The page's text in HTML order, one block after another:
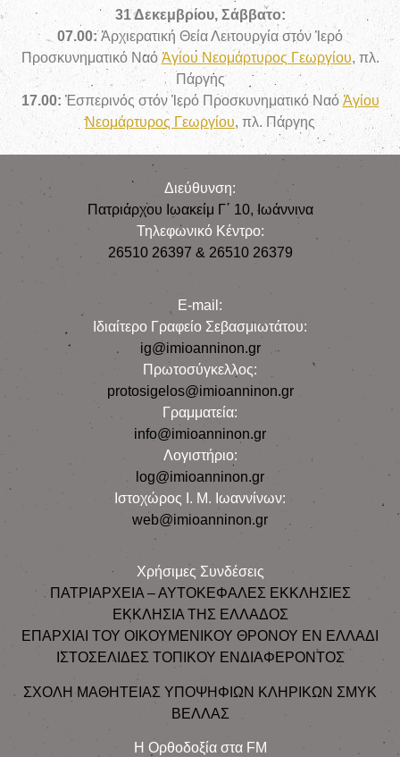
31 Δεκεμβρίου, Σάββατο:
07.00:Ἀρχιερατική Θεία Λειτουργία στόν Ἱερό
Προσκυνηματικό Ναό Ἁγίου Νεομάρτυρος Γεωργίου, πλ.
Πάργης
17.00: Ἑσπερινός στόν Ἱερό Προσκυνηματικό Ναό Ἁγίου
Νεομάρτυρος Γεωργίου, πλ. Πάργης
Διεύθυνση:
Πατριάρχου Ιωακείμ Γ΄ 10, Iωάννινα
Τηλεφωνικό Κέντρο:
26510 26397 & 26510 26379
E-mail:
Iδιαίτερο Γραφείο Σεβασμιωτάτου:
ig@imioanninon.gr
Πρωτοσύγκελλος:
protosigelos@imioanninon.gr
Γραμματεία:
info@imioanninon.gr
Λογιστήριο:
log@imioanninon.gr
Ιστοχώρος Ι. Μ. Ιωαννίνων:
web@imioanninon.gr
Χρήσιμες Συνδέσεις
ΠΑΤΡΙΑΡΧΕΙΑ – ΑΥΤΟΚΕΦΑΛΕΣ ΕΚΚΛΗΣΙΕΣ
ΕΚΚΛΗΣΙΑ ΤΗΣ ΕΛΛΑΔΟΣ
ΕΠΑΡΧΙΑΙ ΤΟΥ ΟΙΚΟΥΜΕΝΙΚΟΥ ΘΡΟΝΟΥ ΕΝ ΕΛΛΑΔΙ
ΙΣΤΟΣΕΛΙΔΕΣ ΤΟΠΙΚΟΥ ΕΝΔΙΑΦΕΡΟΝΤΟΣ
ΣΧΟΛΗ ΜΑΘΗΤΕΙΑΣ ΥΠΟΨΗΦΙΩΝ ΚΛΗΡΙΚΩΝ ΣΜΥΚ
ΒΕΛΛΑΣ
Η Ορθοδοξία στα FM